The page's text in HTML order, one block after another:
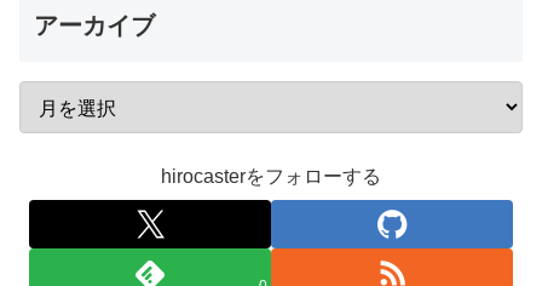
アーカイブ
hirocasterをフォローする